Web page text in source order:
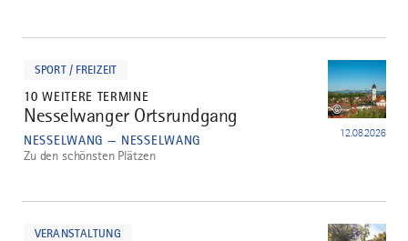
SPORT / FREIZEIT
10 WEITERE TERMINE
2
Nesselwanger Ortsrundgang
NESSELWANG — NESSELWANG 12.08.2026
©
Zu den schönsten Plätzen
VERANSTALTUNG